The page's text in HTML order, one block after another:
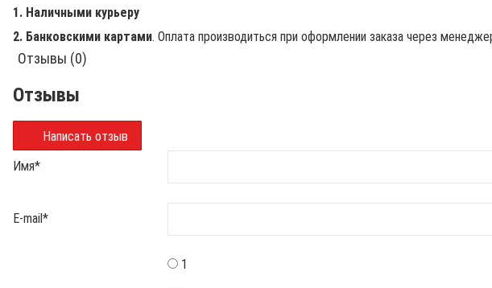
1. Наличными курьеру
2. Банковскими картами. Оплата производиться при оформлении заказа через
Отзывы (0)
Отзывы
Написать отзыв
Имя*
E-mail *
1